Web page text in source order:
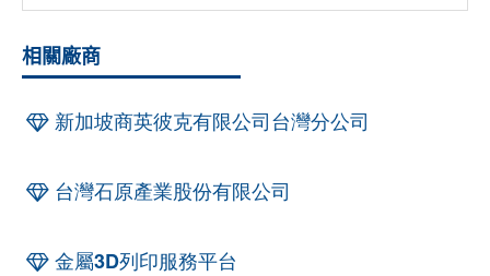
相關廠商
新加坡商英彼克有限公司台灣分公司
台灣石原產業股份有限公司
金屬3D列印服務平台